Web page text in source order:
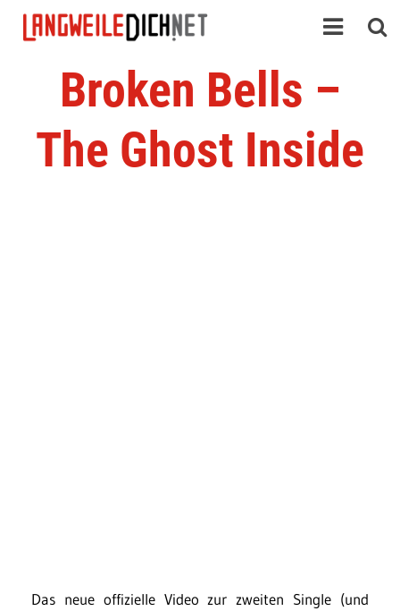
Broken Bells –
The Ghost Inside
Das neue offizielle Video zur zweiten Single (und